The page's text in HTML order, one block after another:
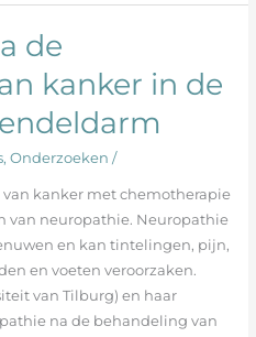
de
kanker in de
, Onderzoeken /
kanker met chemotherapie
van neuropathie. Neuropathie
en kan tintelingen, pijn,
en voeten veroorzaken.
van Tilburg) en haar
na de behandeling van